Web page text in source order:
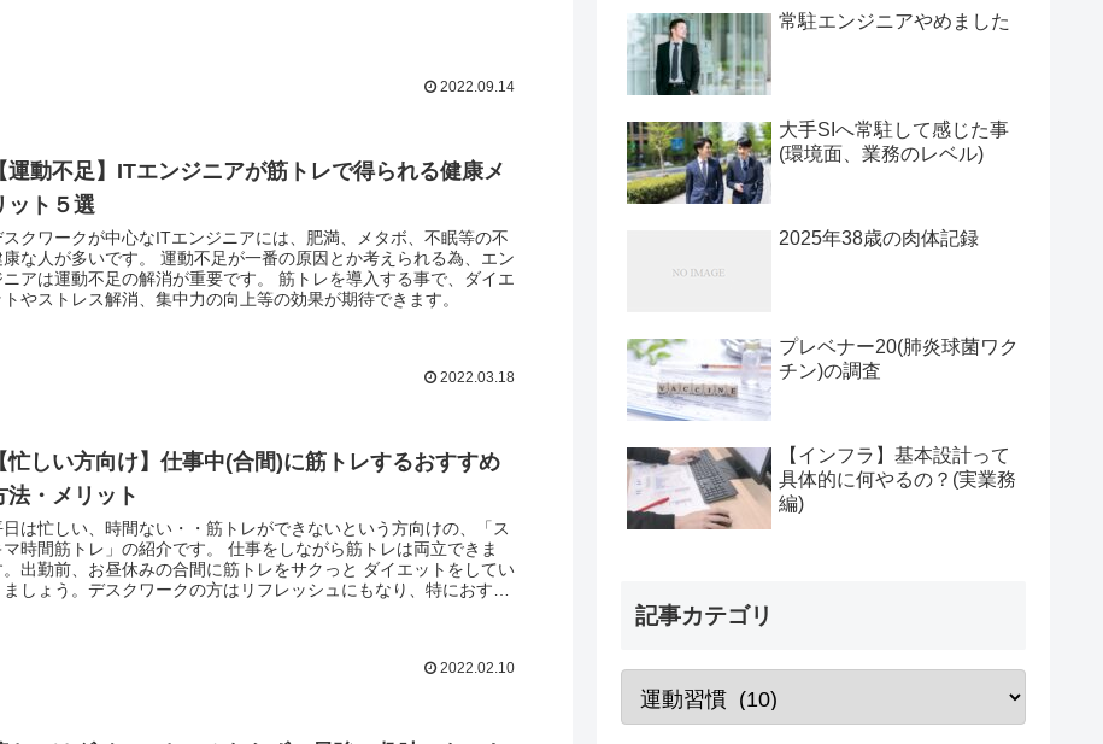
2022.09.14
【運動不足】ITエンジニアが筋トレで得られる健康メ
ット５選
スクワークが中心なITエンジニアには、肥満、メタボ、不眠等の不
康な人が多いです。 運動不足が一番の原因とか考えられる為、エン
ニアは運動不足の解消が重要です。 筋トレを導入する事で、ダイエ
トやストレス解消、集中力の向上等の効果が期待できます。
2022.03.18
【忙しい方向け】仕事中(合間)に筋トレするおすすめ
法・メリット
日は忙しい、時間ない・・筋トレができないという方向けの、「ス
マ時間筋トレ」の紹介です。 仕事をしながら筋トレは両立できま
。出勤前、お昼休みの合間に筋トレをサクっと ダイエットをしてい
ましょう。デスクワークの方はリフレッシュにもなり、特におすす
2022.02.10
常駐エンジニアやめました
大手SIへ常駐して感じた事
(環境面、業務のレベル)
2025年38歳の肉体記録
プレベナー20(肺炎球菌ワク
チン)の調査
【インフラ】基本設計って
具体的に何やるの？(実業務
編)
記事カテゴリ